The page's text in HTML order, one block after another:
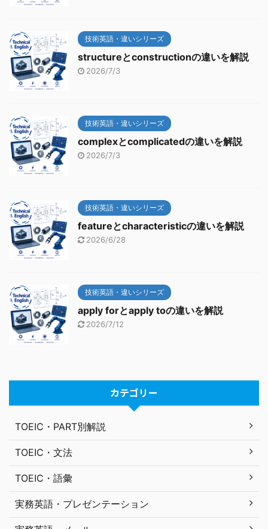
技術英語・違いシリーズ
structureとconstructionの違いを解説
2026/7/3
技術英語・違いシリーズ
complexとcomplicatedの違いを解説
2026/7/3
技術英語・違いシリーズ
featureとcharacteristicの違いを解説
2026/6/28
技術英語・違いシリーズ
apply forとapply toの違いを解説
2026/7/12
カテゴリー
TOEIC・PART別解説
TOEIC・文法
TOEIC・語彙
実務英語・プレゼンテーション